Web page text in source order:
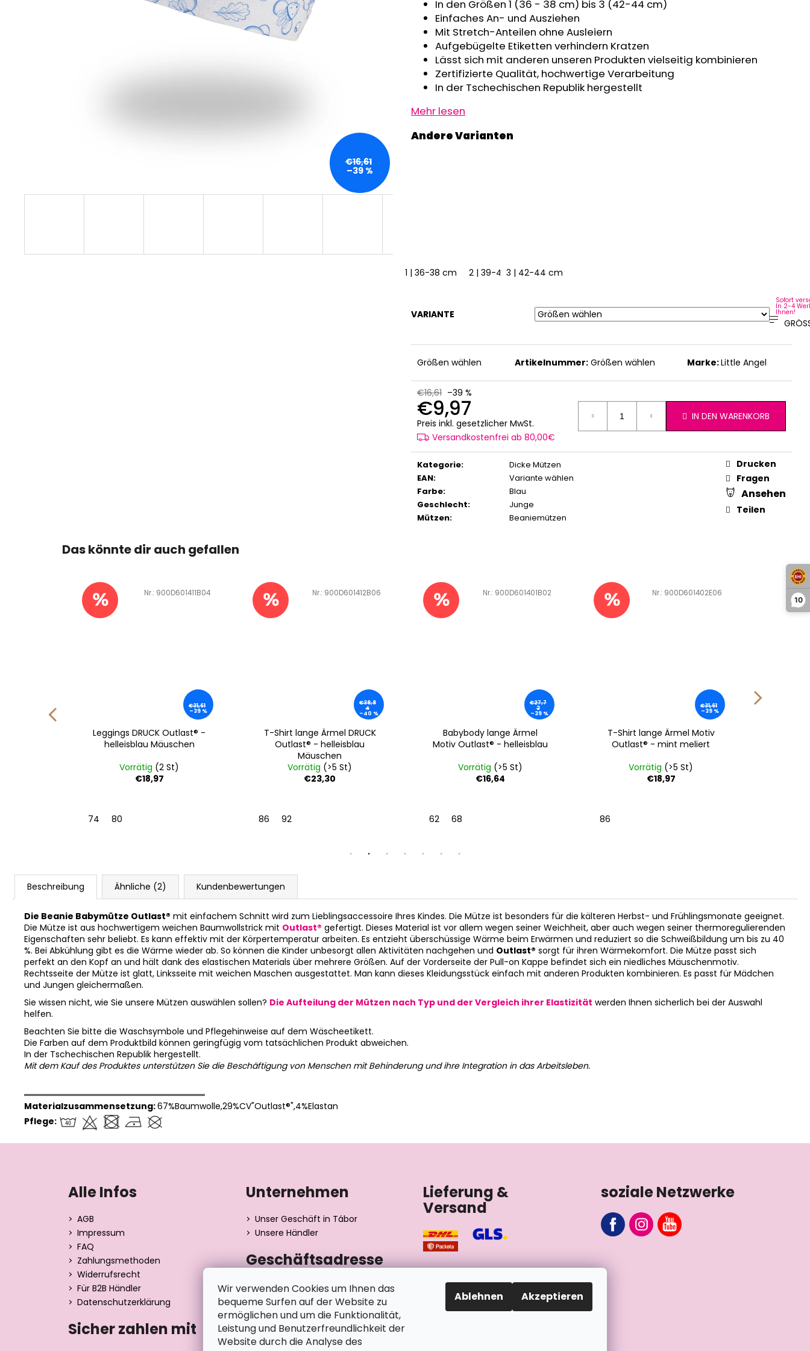
10
Wir verwenden Cookies um Ihnen das
bequeme Surfen auf der Website zu
ermöglichen und um die Funktionalität,
Leistung und Benutzerfreundlichkeit der
Website durch die Analyse des
Ablehnen Akzeptieren
In den Größen 1 (36 - 38 cm) bis 3 (42-44 cm)
Einfaches An- und Ausziehen
Mit Stretch-Anteilen ohne Ausleiern
Aufgebügelte Etiketten verhindern Kratzen
Lässt sich mit anderen unseren Produkten vielseitig kombinieren
Zertifizierte Qualität, hochwertige Verarbeitung
In der Tschechischen Republik hergestellt
Mehr lesen
1 | 36-38 cm 2 | 39-41 cm 3 | 42-44 cm
3 | 42-44 cm
VARIANTE
Sofort
In 2-4
Ihnen!
Größen wählen Artikelnummer: Größen wählen Marke:Little Angel
€16,61 –39 %
€9,97
Preis inkl. gesetzlicher MwSt.
Versandkostenfrei ab 80,00€
IN DEN WARENKORB
Kategorie:
Dicke Mützen
EAN:
Variante wählen
Farbe:
Blau
Geschlecht:
Junge
Mützen: Beaniemützen
Drucken
Fragen
Ansehen
Teilen
€16,61
–39 %
Das könnte dir auch gefallen
€31,61
–39 %
Leggings DRUCK Outlast® -
helleisblau Mäuschen
Vorrätig (2 St)
€18,97
74 80
Art.-Nr.: 900D601411B04
€38,8
4
–40 %
T-Shirt lange Ärmel DRUCK
Outlast® - helleisblau
Mäuschen
Vorrätig (>5 St)
€23,30
86 92
Art.-Nr.: 900D601412B06
€27,7
2
–39 %
Babybody lange Ärmel
Motiv Outlast® - helleisblau
Vorrätig (>5 St)
€16,64
62 68
Art.-Nr.: 900D601401B02
€31,61
–39 %
T-Shirt lange Ärmel Motiv
Outlast® - mint meliert
Vorrätig (>5 St)
€18,97
86
Art.-Nr.: 900D601402E06
Beschreibung Ähnliche (2) Kundenbewertungen
Die Beanie Babymütze Outlast® mit einfachem Schnitt wird zum Lieblingsaccessoire Ihres Kindes. Die Mütze ist besonders für die kälteren Herbst- und Frühlingsmonate geeignet.
Die Mütze ist aus hochwertigem weichen Baumwollstrick mit Outlast® gefertigt. Dieses Material ist vor allem wegen seiner Weichheit, aber auch wegen seiner thermoregulierenden
Eigenschaften sehr beliebt. Es kann effektiv mit der Körpertemperatur arbeiten. Es entzieht überschüssige Wärme beim Erwärmen und reduziert so die Schweißbildung um bis zu 40
%. Bei Abkühlung gibt es die Wärme wieder ab. So können die Kinder unbesorgt allen Aktivitäten nachgehen und Outlast® sorgt für ihren Wärmekomfort. Die Mütze passt sich
perfekt an den Kopf an und hält dank des elastischen Materials über mehrere Größen. Auf der Vorderseite der Pull-on Kappe befindet sich ein niedliches Mäuschenmotiv.
Rechtsseite der Mütze ist glatt, Linksseite mit weichen Maschen ausgestattet. Man kann dieses Kleidungsstück einfach mit anderen Produkten kombinieren. Es passt für Mädchen
und Jungen gleichermaßen.
Sie wissen nicht, wie Sie unsere Mützen auswählen sollen? Die Aufteilung der Mützen nach Typ und der Vergleich ihrer Elastizität werden Ihnen sicherlich bei der Auswahl
helfen.
Beachten Sie bitte die Waschsymbole und Pflegehinweise auf dem Wäscheetikett.
Die Farben auf dem Produktbild können geringfügig vom tatsächlichen Produkt abweichen.
In der Tschechischen Republik hergestellt.
Mit dem Kauf des Produktes unterstützen Sie die Beschäftigung von Menschen mit Behinderung und ihre Integration in das Arbeitsleben.
══════════════════════════════
Materialzusammensetzung:67%Baumwolle,29%CV"Outlast®",4%Elastan
Pflege:
€32,50
€24,90
Alle Infos
AGB
Impressum
FAQ
Zahlungsmethoden
Widerrufsrecht
Für B2B Händler
Datenschutzerklärung
Sicher zahlen mit
Unternehmen
Unser Geschäft in Tábor
Unsere Händler
Geschäftsadresse
Dita výrobní družstvo invalidů
Stránského 2510/1
390 02 Tábor
Tschechische Republik
Lieferung &
Versand
soziale Netzwerke